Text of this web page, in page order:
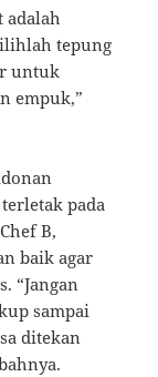
adalah
tepung
untuk
empuk,”
pada
B,
baik agar
“Jangan
sampai
ditekan